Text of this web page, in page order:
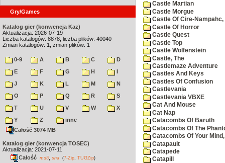
Gry/Games
Katalog gier (konwencja Kaz)
Aktualizacja: 2026-07-19
Liczba katalogów: 8878, liczba plików: 40040
Zmian katalogów: 1, zmian plików: 1
0-9 A B C
D
E
F G H
I
J
K L M
N
O
P Q R
S
T
U V W
X
Y
Z
inne
Całość 3074 MB
Katalog gier (konwencja TOSEC)
Aktualizacja: 2021-07-11
Całość md5 sha (7-Zip TUGZip)
Castle Martian
Castle Morgue
Castle Of Cire-Nampahc,
Castle Of Horror
Castle Quest
Castle Top
Castle Wolfenstein
Castle, The
Castlemaze Adventure
Castles And Keys
Castles Of Confusion
Castlevania
Castlevania VBXE
Cat And Mouse
Cat Nap
Catacombs Of Baruth
Catacombs Of The
Catacombs Of Your
Catapault
Catapede
Catapill